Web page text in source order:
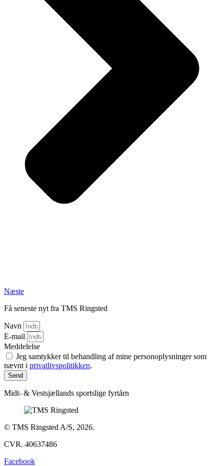
Næste
Få seneste nyt fra TMS Ringsted
Navn
E-mail
Meddelelse
Jeg samtykker til behandling af mine personoplysninger som
nævnt i privatlivspolitikken.
Send
Midt- & Vestsjællands sportslige fyrtårn
© TMS Ringsted A/S, 2026.
CVR. 40637486
Facebook